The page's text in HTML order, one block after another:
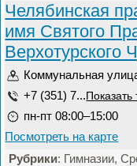
Челябинская
имя Святого
Верхотурского
Коммунальная
+7 (351) 7...
пн-пт 08:00–15:00
Посмотреть на карте
Рубрики: Гимназии,